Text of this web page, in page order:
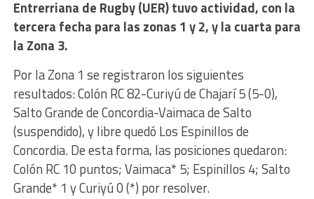
Entrerriana de Rugby (UER) tuvo actividad, con la
tercera fecha para las zonas 1 y 2, y la cuarta para
la Zona 3.
Por la Zona 1 se registraron los siguientes
resultados: Colón RC 82-Curiyú de Chajarí 5 (5-0),
Salto Grande de Concordia-Vaimaca de Salto
(suspendido), y libre quedó Los Espinillos de
Concordia. De esta forma, las posiciones quedaron:
Colón RC 10 puntos; Vaimaca* 5; Espinillos 4; Salto
Grande* 1 y Curiyú 0 (*) por resolver.